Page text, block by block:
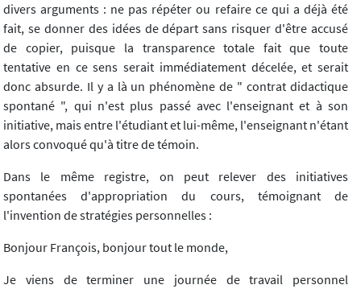
divers arguments : ne pas répéter ou refaire ce qui a déjà été
fait, se donner des idées de départ sans risquer d'être accusé
de copier, puisque la transparence totale fait que toute
tentative en ce sens serait immédiatement décelée, et serait
donc absurde. Il y a là un phénomène de " contrat didactique
spontané ", qui n'est plus passé avec l'enseignant et à son
initiative, mais entre l'étudiant et lui-même, l'enseignant n'étant
alors convoqué qu'à titre de témoin.
Dans le même registre, on peut relever des initiatives
spontanées d'appropriation du cours, témoignant de
l'invention de stratégies personnelles :
Bonjour François, bonjour tout le monde,
Je viens de terminer une journée de travail personnel